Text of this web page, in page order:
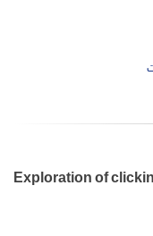
Exploration of